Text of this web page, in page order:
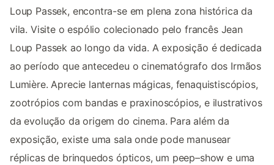
Loup Passek, encontra-se em plena zona histórica da
vila. Visite o espólio colecionado pelo francês Jean
Loup Passek ao longo da vida. A exposição é dedicada
ao período que antecedeu o cinematógrafo dos Irmãos
Lumière. Aprecie lanternas mágicas, fenaquistiscópios,
zootrópios com bandas e praxinoscópios, e ilustrativos
da evolução da origem do cinema. Para além da
exposição, existe uma sala onde pode manusear
réplicas de brinquedos ópticos, um peep–show e uma